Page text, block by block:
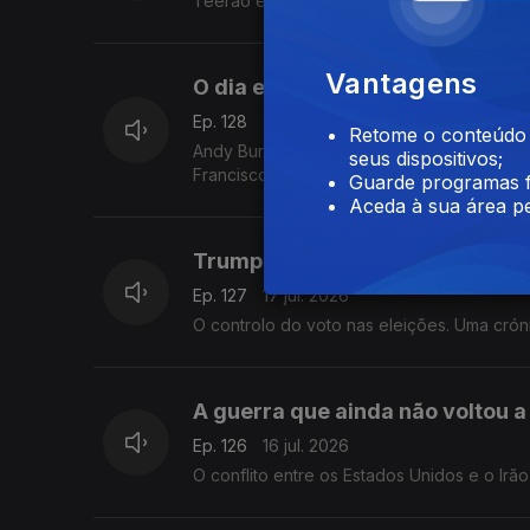
O dia em Burnham secede a
Ep. 128
Andy Burnham, o novo líder trabalhista,
Francisco Sena Santos.
Trump quer ter na mão, ao
Ep. 127
17 jul. 2026
O controlo do voto nas eleições. Uma
A guerra que ainda não voltou
Ep. 126
16 jul. 2026
O conflito entre os Estados Unidos e o
Vantagens
Retome o
seus dispositivos;
Guarde programas
Aceda à sua área